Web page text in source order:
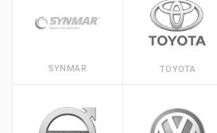
SYNMAR TOYOTA